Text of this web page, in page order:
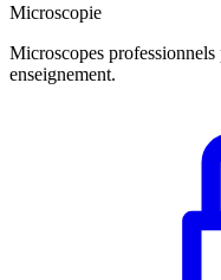
Microscopie
Microscopes
enseignement.